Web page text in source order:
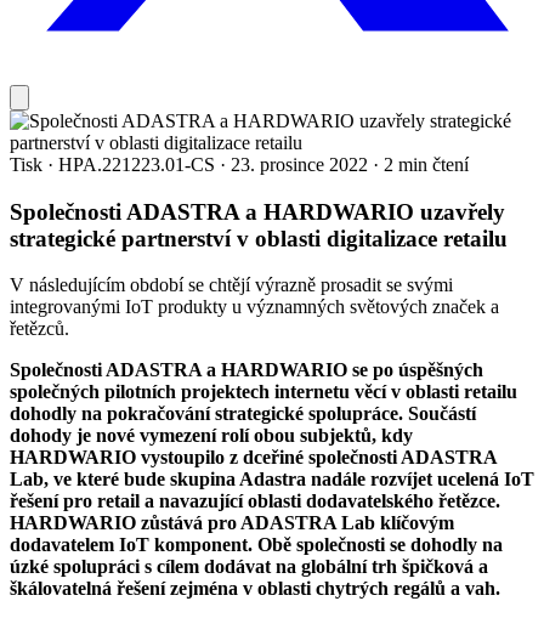
Tisk · HPA.221223.01-CS · 23. prosince 2022 · 2 min čtení
Společnosti ADASTRA a HARDWARIO uzavřely
strategické partnerství v oblasti digitalizace retailu
V následujícím období se chtějí výrazně prosadit se svými
integrovanými IoT produkty u významných světových značek a
řetězců.
Společnosti ADASTRA a HARDWARIO se po úspěšných
společných pilotních projektech internetu věcí v oblasti retailu
dohodly na pokračování strategické spolupráce. Součástí
dohody je nové vymezení rolí obou subjektů, kdy
HARDWARIO vystoupilo z dceřiné společnosti ADASTRA
Lab, ve které bude skupina Adastra nadále rozvíjet ucelená IoT
řešení pro retail a navazující oblasti dodavatelského řetězce.
HARDWARIO zůstává pro ADASTRA Lab klíčovým
dodavatelem IoT komponent. Obě společnosti se dohodly na
úzké spolupráci s cílem dodávat na globální trh špičková a
škálovatelná řešení zejména v oblasti chytrých regálů a vah.